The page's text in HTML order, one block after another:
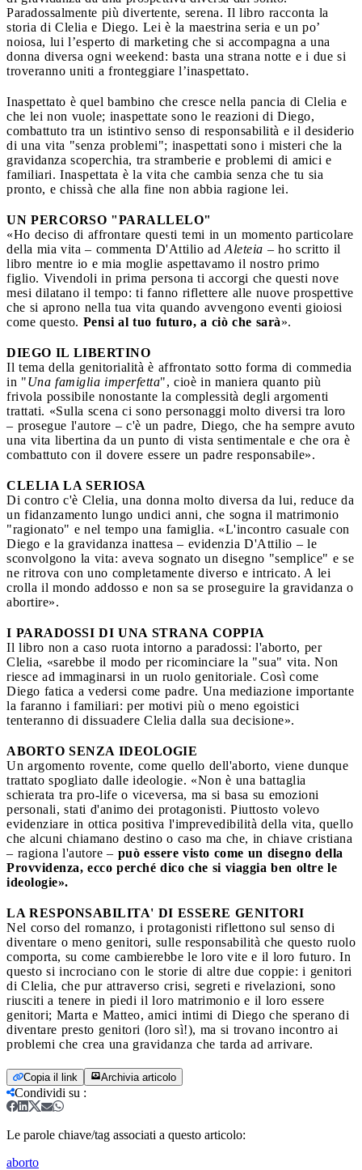
Paradossalmente più divertente, serena. Il libro racconta la
storia di Clelia e Diego. Lei è la maestrina seria e un po’
noiosa, lui l’esperto di marketing che si accompagna a una
donna diversa ogni weekend: basta una strana notte e i due si
troveranno uniti a fronteggiare l’inaspettato.
Inaspettato è quel bambino che cresce nella pancia di Clelia e
che lei non vuole; inaspettate sono le reazioni di Diego,
combattuto tra un istintivo senso di responsabilità e il desiderio
di una vita "senza problemi"; inaspettati sono i misteri che la
gravidanza scoperchia, tra stramberie e problemi di amici e
familiari. Inaspettata è la vita che cambia senza che tu sia
pronto, e chissà che alla fine non abbia ragione lei.
UN PERCORSO "PARALLELO"
«Ho deciso di affrontare questi temi in un momento particolare
della mia vita – commenta D'Attilio ad Aleteia – ho scritto il
libro mentre io e mia moglie aspettavamo il nostro primo
figlio. Vivendoli in prima persona ti accorgi che questi nove
mesi dilatano il tempo: ti fanno riflettere alle nuove prospettive
che si aprono nella tua vita quando avvengono eventi gioiosi
come questo. Pensi al tuo futuro, a ciò che sarà».
DIEGO IL LIBERTINO
Il tema della genitorialità è affrontato sotto forma di commedia
in "Una famiglia imperfetta", cioè in maniera quanto più
frivola possibile nonostante la complessità degli argomenti
trattati. «Sulla scena ci sono personaggi molto diversi tra loro
– prosegue l'autore – c'è un padre, Diego, che ha sempre avuto
una vita libertina da un punto di vista sentimentale e che ora è
combattuto con il dovere essere un padre responsabile».
CLELIA LA SERIOSA
Di contro c'è Clelia, una donna molto diversa da lui, reduce da
un fidanzamento lungo undici anni, che sogna il matrimonio
"ragionato" e nel tempo una famiglia. «L'incontro casuale con
Diego e la gravidanza inattesa – evidenzia D'Attilio – le
sconvolgono la vita: aveva sognato un disegno "semplice" e se
ne ritrova con uno completamente diverso e intricato. A lei
crolla il mondo addosso e non sa se proseguire la gravidanza o
abortire».
I PARADOSSI DI UNA STRANA COPPIA
Il libro non a caso ruota intorno a paradossi: l'aborto, per
Clelia, «sarebbe il modo per ricominciare la "sua" vita. Non
riesce ad immaginarsi in un ruolo genitoriale. Così come
Diego fatica a vedersi come padre. Una mediazione importante
la faranno i familiari: per motivi più o meno egoistici
tenteranno di dissuadere Clelia dalla sua decisione».
ABORTO SENZA IDEOLOGIE
Un argomento rovente, come quello dell'aborto, viene dunque
trattato spogliato dalle ideologie. «Non è una battaglia
schierata tra pro-life o viceversa, ma si basa su emozioni
personali, stati d'animo dei protagonisti. Piuttosto volevo
evidenziare in ottica positiva l'imprevedibilità della vita, quello
che alcuni chiamano destino o caso ma che, in chiave cristiana
– ragiona l'autore – può essere visto come un disegno della
Provvidenza, ecco perché dico che si viaggia ben oltre le
ideologie».
LA RESPONSABILITA' DI ESSERE GENITORI
Nel corso del romanzo, i protagonisti riflettono sul senso di
diventare o meno genitori, sulle responsabilità che questo ruolo
comporta, su come cambierebbe le loro vite e il loro futuro. In
questo si incrociano con le storie di altre due coppie: i genitori
di Clelia, che pur attraverso crisi, segreti e rivelazioni, sono
riusciti a tenere in piedi il loro matrimonio e il loro essere
genitori; Marta e Matteo, amici intimi di Diego che sperano di
diventare presto genitori (loro sì!), ma si trovano incontro ai
problemi che crea una gravidanza che tarda ad arrivare.
Copia il link Archivia articolo
Condividi su :
Le parole chiave/tag associati a questo articolo:
aborto